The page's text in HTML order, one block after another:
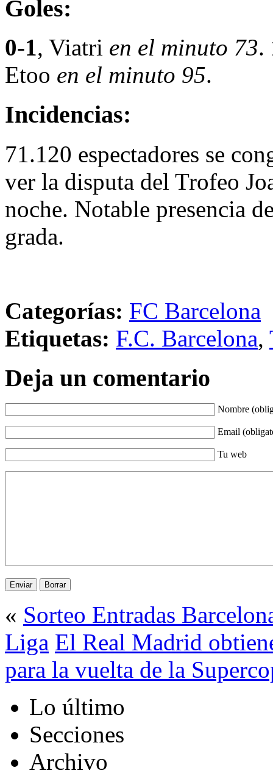
Goles:
0-1, Viatri en el minuto 73.
Etoo en el minuto 95.
Incidencias:
71.120 espectadores se
ver la disputa del Trofeo
noche. Notable presencia
grada.
Categorías: FC Barcelona
Etiquetas: F.C. Barcelona,
Deja un comentario
Nombre
Email
Tu web
« Sorteo Entradas
Liga El Real Madrid
para la vuelta de la
Lo último
Secciones
Archivo